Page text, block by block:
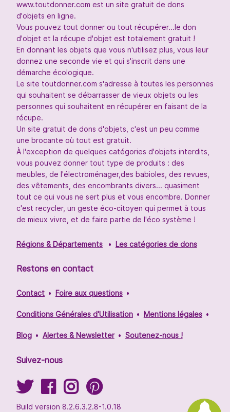
www.toutdonner.com est un site gratuit de dons
d'objets en ligne.
Vous pouvez tout donner ou tout récupérer...le don
d'objet et la récupe d'objet est totalement gratuit !
En donnant les objets que vous n'utilisez plus, vous leur
donnez une seconde vie et qui s'inscrit dans une
démarche écologique.
Le site toutdonner.com s'adresse à toutes les personnes
qui souhaitent se débarrasser de vieux objets ou les
personnes qui souhaitent en récupérer en faisant de la
récupe.
Un site gratuit de dons d'objets, c'est un peu comme
une brocante où tout est gratuit.
À l'exception de quelques catégories d'objets interdits,
vous pouvez donner tout type de produits : des
meubles, de l'électroménager,des babioles, des revues,
des vêtements, des encombrants divers... quasiment
tout ce qui vous ne sert plus et vous encombre. Donner
c'est recycler, un geste éco-citoyen qui permet à tous
de mieux vivre, et de faire partie de l'éco système !
Régions & Départements Les catégories de dons
Restons en contact
Contact Foire aux questions
Conditions Générales d'Utilisation Mentions légales
Blog Alertes & Newsletter Soutenez-nous !
Suivez-nous
Build version 8.2.6.3.2.8-1.0.18